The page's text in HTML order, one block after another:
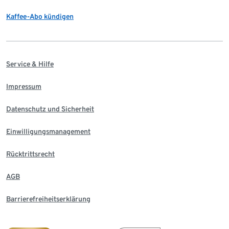
Kaffee-Abo kündigen
Service & Hilfe
Impressum
Datenschutz und Sicherheit
Einwilligungsmanagement
Rücktrittsrecht
AGB
Barrierefreiheitserklärung